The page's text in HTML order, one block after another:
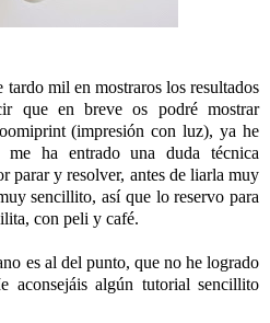
mil en mostraros los resultados
que en breve os podré mostrar
(impresión con luz), ya he
me ha entrado una duda técnica
parar y resolver, antes de liarla muy
sencillito, así que lo reservo para
con peli y café.
es al del punto, que no he logrado
aconsejáis algún tutorial sencillito